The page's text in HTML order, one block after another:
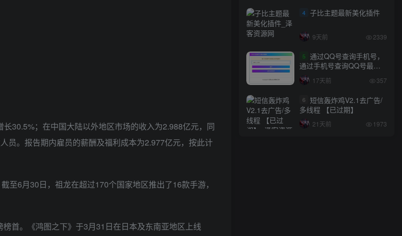
；在中国大陆以外地区市场的收入为2.988亿元，同
员。报告期内雇员的薪酬及福利成本为2.977亿元，按此计
6月30日，祖龙在超过170个国家地区推出了16款手游，
。《鸿图之下》于3月31日在日本及东南亚地区上线
4 子比主题最新美化插件
9天前 2339
5 通过QQ号查询手机号，
通过手机号查询QQ号最新
网站源码
17天前 357
6 短信轰炸鸡V2.1去广告/
多线程 【已过期】
21天前 1973